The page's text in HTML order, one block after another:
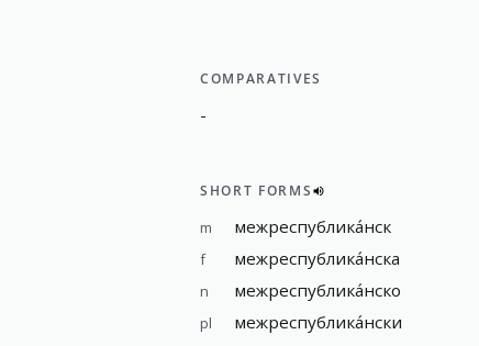
COMPARATIVES
-
SHORT FORMS
m межреспублика́нск
f межреспублика́нска
n межреспублика́нско
pl межреспублика́нски